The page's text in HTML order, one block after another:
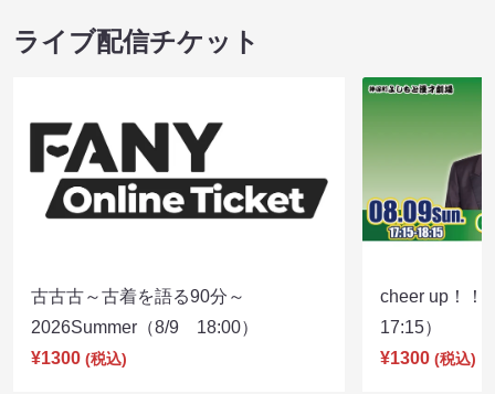
08/31 13:30 開
ライブ配信チケット